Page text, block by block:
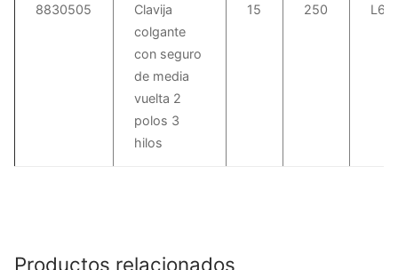
8830505
Clavija
colgante
con seguro
de media
vuelta 2
polos 3
hilos
15 250 L6-
Productos relacionados